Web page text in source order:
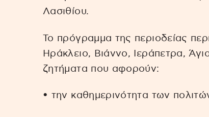
Λασιθίου.
Το πρόγραμμα της περιοδείας
Ηράκλειο, Βιάννο, Ιεράπετρα,
ζητήματα που αφορούν:
• την καθημερινότητα των